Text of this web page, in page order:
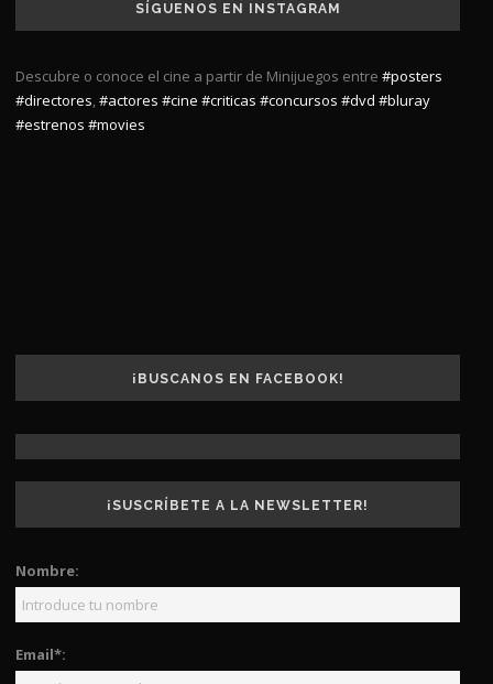
SÍGUENOS EN INSTAGRAM
Descubre o conoce el cine a partir de Minijuegos entre #posters
#directores,#actores #cine #criticas #concursos #dvd #bluray
#estrenos #movies
¡BUSCANOS EN FACEBOOK!
¡SUSCRÍBETE A LA NEWSLETTER!
Nombre:
Email*: